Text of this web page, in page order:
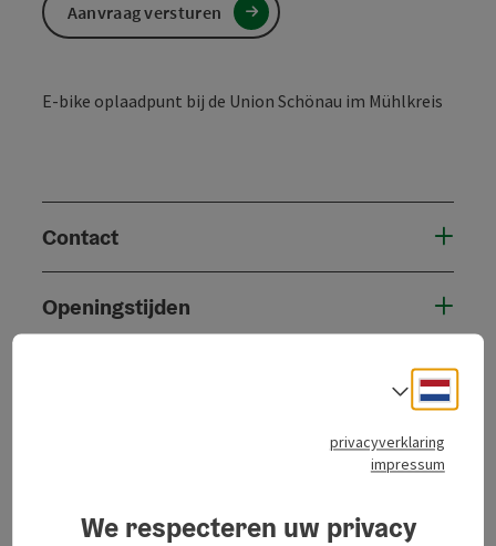
E-bike oplaadpunt bij de Union Schönau im Mühlkreis
Contact
Openingstijden
Toegankelijkheid
Aanvraag versturen
privacyverklaring
impressum
We respecteren uw privacy